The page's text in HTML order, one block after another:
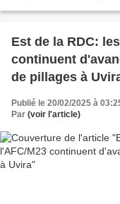
Est de la RDC:
continuent
de pillages à
Publié le 20/02/2025 à
Par (voir l'article)